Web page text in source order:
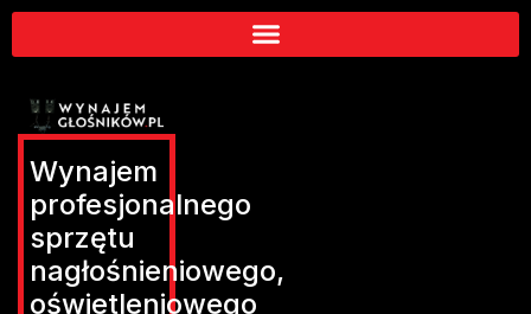
Wynajem
profesjonalnego
sprzętu
nagłośnieniowego,
oświetleniowego